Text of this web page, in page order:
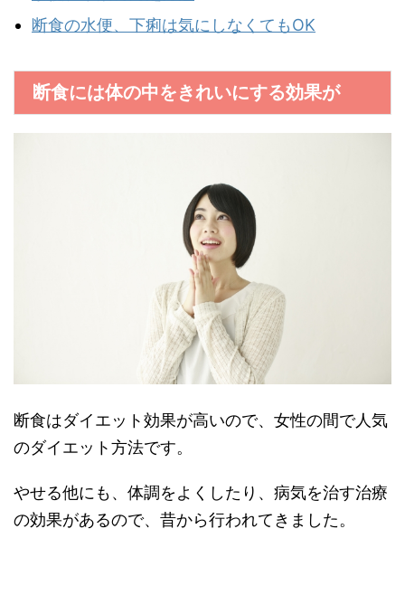
断食の水便、下痢は気にしなくてもOK
断食には体の中をきれいにする効果が
断食はダイエット効果が高いので、女性の間で人気
のダイエット方法です。
やせる他にも、体調をよくしたり、病気を治す治療
の効果があるので、昔から行われてきました。